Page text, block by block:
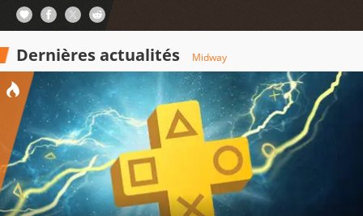
Dernières actualités Midway